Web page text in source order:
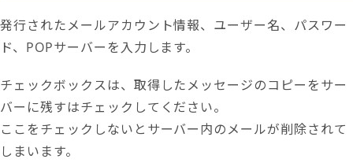
発行されたメールアカウント情報、ユーザー名、パスワー
ド、POPサーバーを入力します。
チェックボックスは、取得したメッセージのコピーをサー
バーに残すはチェックしてください。
ここをチェックしないとサーバー内のメールが削除されて
しまいます。